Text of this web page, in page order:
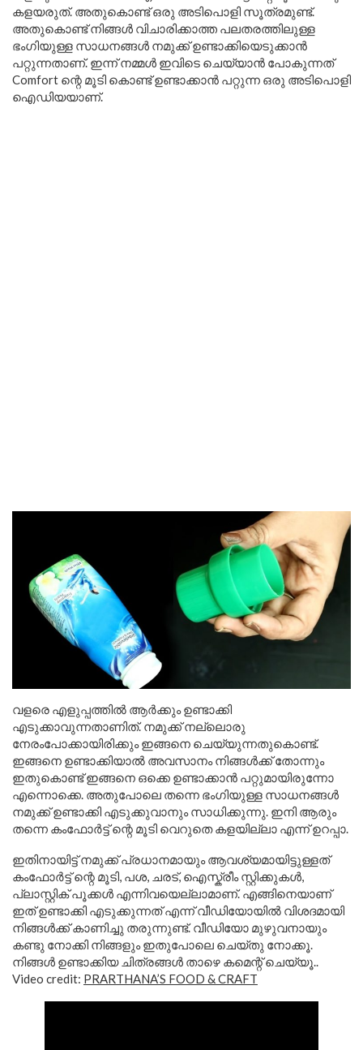
കളയരുത്. അതുകൊണ്ട് ഒരു അടിപൊളി സൂത്രമുണ്ട്.
അതുകൊണ്ട് നിങ്ങൾ വിചാരിക്കാത്ത പലതരത്തിലുള്ള
ഭംഗിയുള്ള സാധനങ്ങള്‍ നമുക്ക് ഉണ്ടാക്കിയെടുക്കാൻ
പറ്റുന്നതാണ്. ഇന്ന് നമ്മൾ ഇവിടെ ചെയ്യാൻ പോകുന്നത്
Comfort ന്റെ മൂടി കൊണ്ട് ഉണ്ടാക്കാൻ പറ്റുന്ന ഒരു അടിപൊളി
ഐഡിയയാണ്.
വളരെ എളുപ്പത്തിൽ ആർക്കും ഉണ്ടാക്കി
എടുക്കാവുന്നതാണിത്. നമുക്ക് നല്ലൊരു
നേരംപോക്കായിരിക്കും ഇങ്ങനെ ചെയ്യുന്നതുകൊണ്ട്.
ഇങ്ങനെ ഉണ്ടാക്കിയാൽ അവസാനം നിങ്ങൾക്ക് തോന്നും
ഇതുകൊണ്ട് ഇങ്ങനെ ഒക്കെ ഉണ്ടാക്കാൻ പറ്റുമായിരുന്നോ
എന്നൊക്കെ. അതുപോലെ തന്നെ ഭംഗിയുള്ള സാധനങ്ങൾ
നമുക്ക് ഉണ്ടാക്കി എടുക്കുവാനും സാധിക്കുന്നു. ഇനി ആരും
തന്നെ കംഫോർട്ട് ന്റെ മൂടി വെറുതെ കളയില്ലാ എന്ന് ഉറപ്പാ.
ഇതിനായിട്ട് നമുക്ക് പ്രധാനമായും ആവശ്യമായിട്ടുള്ളത്
കംഫോർട്ട് ന്റെ മൂടി, പശ, ചരട്, ഐസ്ക്രീം സ്റ്റിക്കുകൾ,
പ്ലാസ്റ്റിക് പൂക്കൾ എന്നിവയെല്ലാമാണ്. എങ്ങിനെയാണ്
ഇത് ഉണ്ടാക്കി എടുക്കുന്നത് എന്ന് വീഡിയോയില്‍ വിശദമായി
നിങ്ങൾക്ക് കാണിച്ചു തരുന്നുണ്ട്. വീഡിയോ മുഴുവനായും
കണ്ടു നോക്കി നിങ്ങളും ഇതുപോലെ ചെയ്തു നോക്കൂ.
നിങ്ങൾ ഉണ്ടാക്കിയ ചിത്രങ്ങൾ താഴെ കമെന്റ് ചെയ്യൂ..
Video credit: PRARTHANA’S FOOD & CRAFT